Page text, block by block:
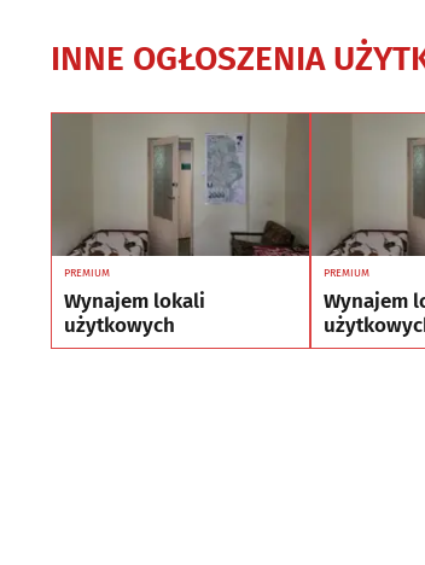
INNE OGŁOSZENIA
PREMIUM
Wynajem lokali
użytkowych
PREMIUM
Wynajem